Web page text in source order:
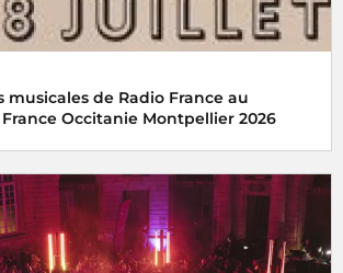
musicales de Radio France au
Occitanie Montpellier 2026